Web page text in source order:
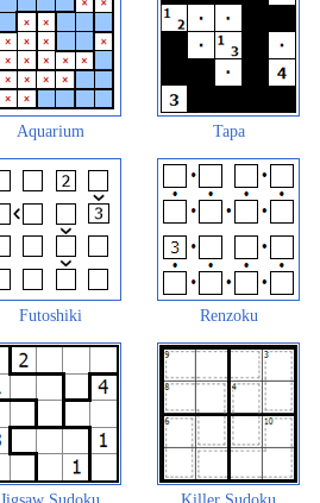
Aquarium Tapa
Futoshiki Renzoku
Jigsaw Sudoku Killer Sudoku